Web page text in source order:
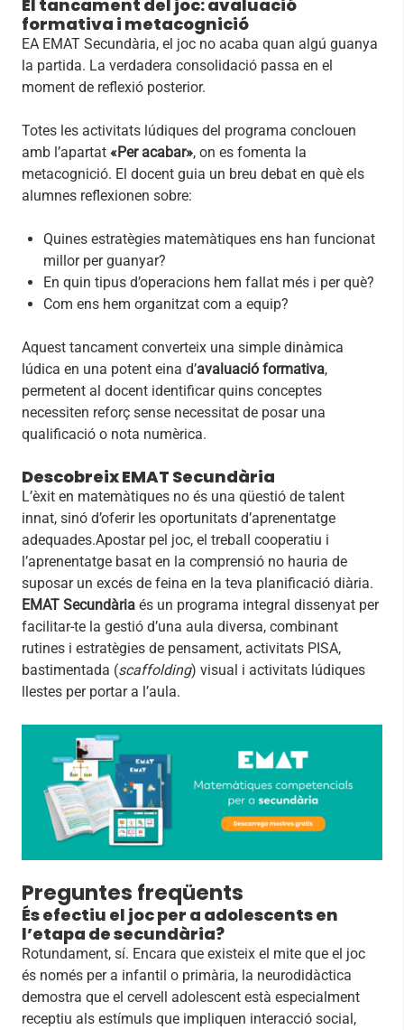
El tancament del joc: avaluació
formativa i metacognició
EA EMAT Secundària, el joc no acaba quan algú guanya
la partida. La verdadera consolidació passa en el
moment de reflexió posterior.
Totes les activitats lúdiques del programa conclouen
amb l’apartat «Per acabar», on es fomenta la
metacognició. El docent guia un breu debat en què els
alumnes reflexionen sobre:
Quines estratègies matemàtiques ens han funcionat
millor per guanyar?
En quin tipus d’operacions hem fallat més i per què?
Com ens hem organitzat com a equip?
Aquest tancament converteix una simple dinàmica
lúdica en una potent eina d’avaluació formativa,
permetent al docent identificar quins conceptes
necessiten reforç sense necessitat de posar una
qualificació o nota numèrica.
Descobreix EMAT Secundària
L’èxit en matemàtiques no és una qüestió de talent
innat, sinó d’oferir les oportunitats d’aprenentatge
adequades.Apostar pel joc, el treball cooperatiu i
l’aprenentatge basat en la comprensió no hauria de
suposar un excés de feina en la teva planificació diària.
EMAT Secundària és un programa integral dissenyat per
facilitar-te la gestió d’una aula diversa, combinant
rutines i estratègies de pensament, activitats PISA,
bastimentada (scaffolding) visual i activitats lúdiques
llestes per portar a l’aula.
Preguntes freqüents
És efectiu el joc per a adolescents en
l’etapa de secundària?
Rotundament, sí. Encara que existeix el mite que el joc
és només per a infantil o primària, la neurodidàctica
demostra que el cervell adolescent està especialment
receptiu als estímuls que impliquen interacció social,